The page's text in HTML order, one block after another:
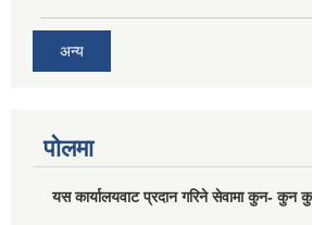
अन्य
पोलमा
यस कार्यालयवाट प्रदान गरिने सेवामा कुन- कुन